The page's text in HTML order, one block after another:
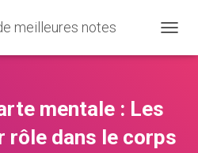
meilleures notes
U
F
mentale : Les
rôle dans le corps